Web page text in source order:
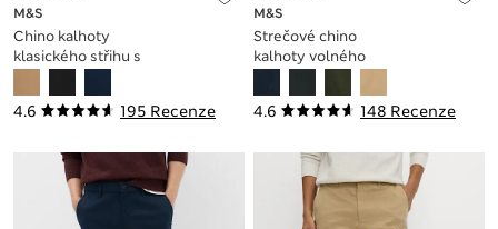
4.6 195 Recenze
M&S
Chino kalhoty
klasického střihu s
4.6 148 Recenze
M&S
Strečové chino
kalhoty volného